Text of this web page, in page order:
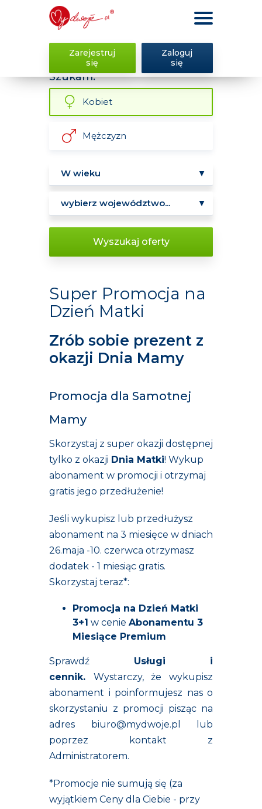
Zarejestruj
się
Zaloguj
się
Szukam:
Kobiet
Mężczyzn
Wyszukaj oferty
Super Promocja na
Dzień Matki
Zrób sobie prezent z
okazji Dnia Mamy
Promocja dla Samotnej
Mamy
Skorzystaj z super okazji dostępnej
tylko z okazji Dnia Matki! Wykup
abonament w promocji i otrzymaj
gratis jego przedłużenie!
Jeśli wykupisz lub przedłużysz
abonament na 3 miesięce w dniach
26.maja -10. czerwca otrzymasz
dodatek - 1 miesiąc gratis.
Skorzystaj teraz*:
Promocja na Dzień Matki
3+1 w cenie Abonamentu 3
Miesiące Premium
Sprawdź Usługi i
cennik. Wystarczy, że wykupisz
abonament i poinformujesz nas o
skorzystaniu z promocji pisząc na
adres biuro@mydwoje.pl
lub
poprzez kontakt z
Administratorem.
*Promocje nie sumują się (za
wyjątkiem Ceny dla Ciebie - przy